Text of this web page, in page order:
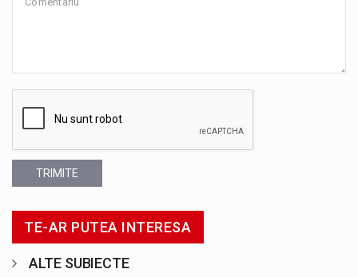
TRIMITE
TE-AR PUTEA INTERESA
ALTE SUBIECTE